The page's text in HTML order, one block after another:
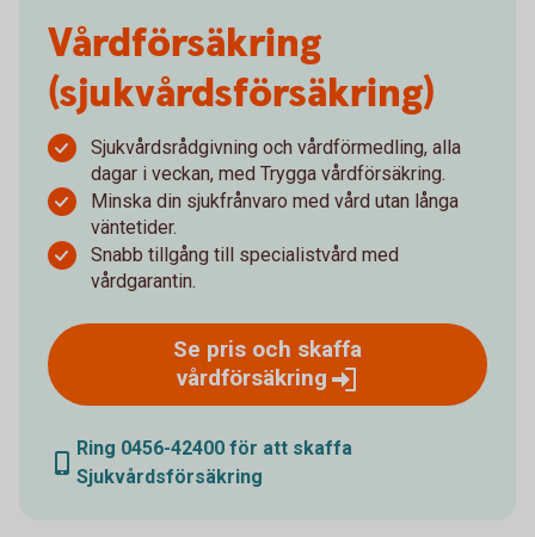
Vård­försäkring
(sjukvårdsförsäkring)
Sjukvårdsrådgivning och vårdförmedling, alla
dagar i veckan, med Trygga vårdförsäkring.
Minska din sjukfrånvaro med vård utan långa
väntetider.
Snabb tillgång till specialistvård med
vårdgarantin.
Se pris och skaffa
vårdförsäkring
Ring 0456-42400 för att skaffa
Sjukvårdsförsäkring